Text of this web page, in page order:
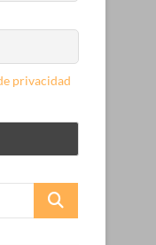
privacidad
Buscar